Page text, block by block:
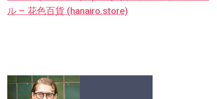
ル – 花色百貨 (hanairo.store)